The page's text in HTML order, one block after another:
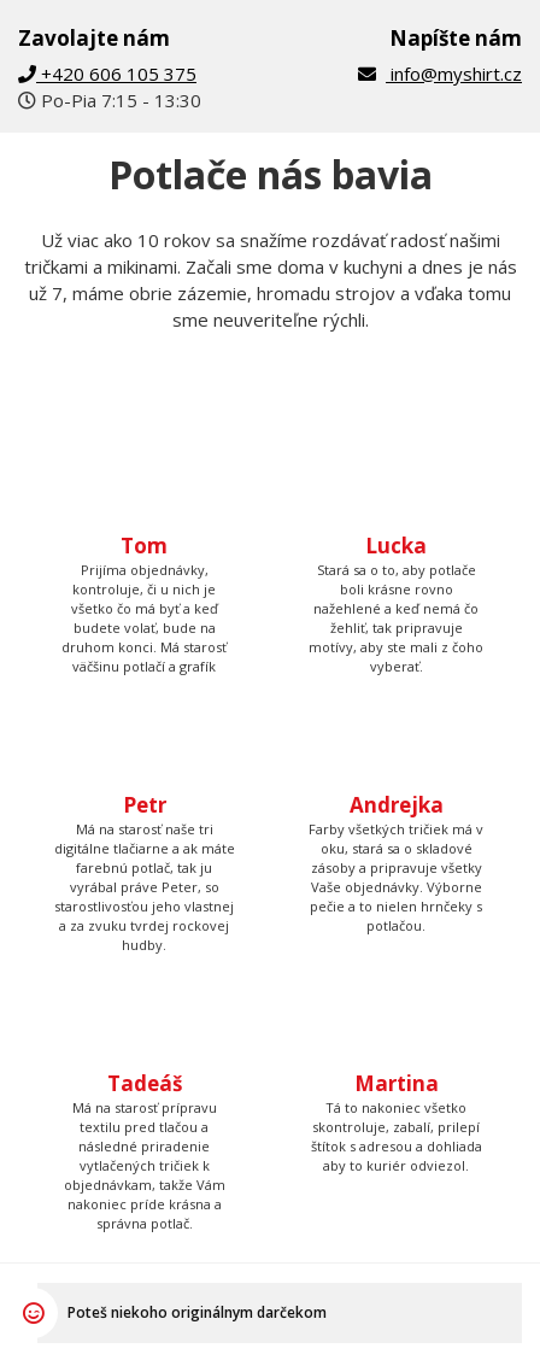
Zavolajte nám
+420 606 105 375
Po-Pia 7:15 - 13:30
Napíšte nám
info@myshirt.cz
Potlače nás bavia
Už viac ako 10 rokov sa snažíme rozdávať radosť našimi
tričkami a mikinami. Začali sme doma v kuchyni a dnes je nás
už 7, máme obrie zázemie, hromadu strojov a vďaka tomu
sme neuveriteľne rýchli.
všetko čo má byť a keď
budete volať, bude na
druhom konci. Má starosť
väčšinu potlačí a grafík
Lucka
Stará sa o to, aby potlače
boli krásne rovno
nažehlené a keď nemá čo
žehliť, tak pripravuje
motívy, aby ste mali z čoho
vyberať.
Petr
Má na starosť naše tri
digitálne tlačiarne a ak máte
farebnú potlač, tak ju
vyrábal práve Peter, so
starostlivosťou jeho vlastnej
a za zvuku tvrdej rockovej
hudby.
Andrejka
Farby všetkých tričiek má v
oku, stará sa o skladové
zásoby a pripravuje všetky
Vaše objednávky. Výborne
pečie a to nielen hrnčeky s
potlačou.
Tadeáš
Má na starosť prípravu
textilu pred tlačou a
následné priradenie
vytlačených tričiek k
objednávkam, takže Vám
nakoniec príde krásna a
správna potlač.
Martina
Tá to nakoniec všetko
skontroluje, zabalí, prilepí
štítok s adresou a dohliada
aby to kuriér odviezol.
Poteš niekoho originálnym darčekom